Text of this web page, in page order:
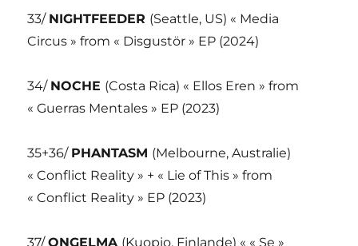
33/ NIGHTFEEDER (Seattle, US) « Media
Circus » from « Disgustör » EP (2024)
34/ NOCHE (Costa Rica) « Ellos Eren » from
« Guerras Mentales » EP (2023)
35+36/ PHANTASM (Melbourne, Australie)
« Conflict Reality » + « Lie of This » from
« Conflict Reality » EP (2023)
37/ONGELMA (Kuopio, Finlande) « « Se »